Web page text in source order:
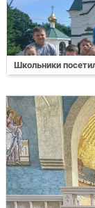
Школьники